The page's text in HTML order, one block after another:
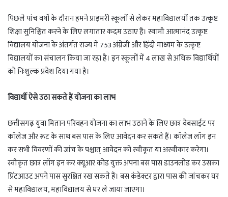
पिछले पांच वर्षों के दौरान हमने प्राइमरी स्कूलों से लेकर महाविद्यालयों तक उत्कृष्ट
शिक्षा सुनिश्चित करने के लिए लगातार कदम उठाए हैं। स्वामी आत्मानंद उत्कृष्ट
विद्यालय योजना के अंतर्गत राज्य में 753 अंग्रेजी और हिंदी माध्यम के उत्कृष्ट
विद्यालयों का संचालन किया जा रहा है। इन स्कूलों में 4 लाख से अधिक विद्यार्थियों
को निःशुल्क प्रवेश दिया गया है।
विद्यार्थी ऐसे उठा सकते हैं योजना का लाभ
छत्तीसगढ़ युवा मितान परिवहन योजना का लाभ उठाने के लिए छात्र वेबसाईट पर
कॉलेज और रूट के साथ बस पास के लिए आवेदन कर सकते हैं। कॉलेज लॉग इन
कर सभी विवरणों की जांच के पश्चात् आवेदन को स्वीकृत या अस्वीकार करेगा।
स्वीकृत छात्र लॉग इन कर क्यूआर कोड युक्त अपना बस पास डाउनलोड कर उसका
प्रिंटआउट अपने पास सुरक्षित रख सकते हैं। बस कंडेक्टर द्वारा पास की जांचकर घर
से महाविद्यालय, महाविद्यालय से घर ले जाया जाएगा।